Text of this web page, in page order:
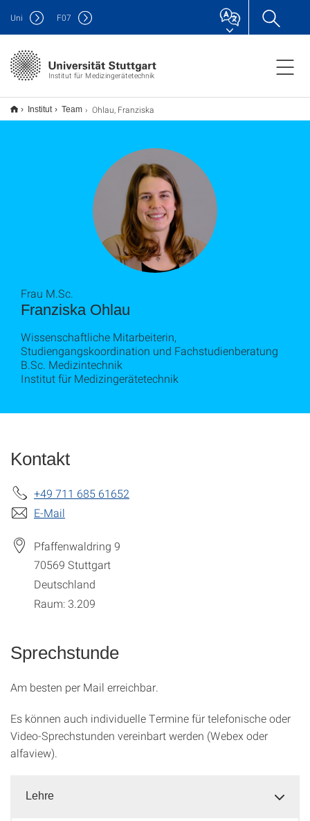
Institut für Medizingerätetechnik
Uni F07
Institut Team Ohlau, Franziska
Franziska Ohlau
Frau M.Sc.
Wissenschaftliche Mitarbeiterin,
Studiengangskoordination und Fachstudienberatung
B.Sc. Medizintechnik
Institut für Medizingerätetechnik
Kontakt
+49 711 685 61652
E-Mail
Pfaffenwaldring 9
70569 Stuttgart
Deutschland
Raum: 3.209
Sprechstunde
Am besten per Mail erreichbar.
Es können auch individuelle Termine für telefonische oder
Video-Sprechstunden vereinbart werden (Webex oder
alfaview).
Lehre